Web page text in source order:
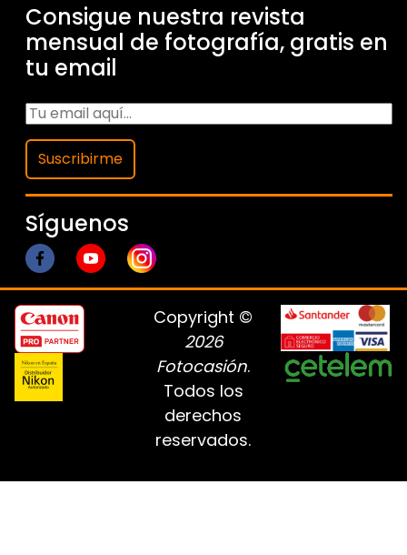
Consigue nuestra revista
mensual de fotografía, gratis en
tu email
Suscribirme
Síguenos
Copyright ©
2026
Fotocasión.
Todos los
derechos
reservados.